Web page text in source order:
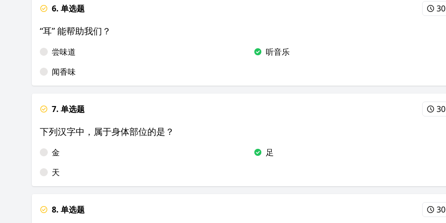
6. 单选题
“耳” 能帮助我们？
尝味道
听音乐
闻香味
7. 单选题
下列汉字中，属于身体部位的是？
金
足
天
8. 单选题